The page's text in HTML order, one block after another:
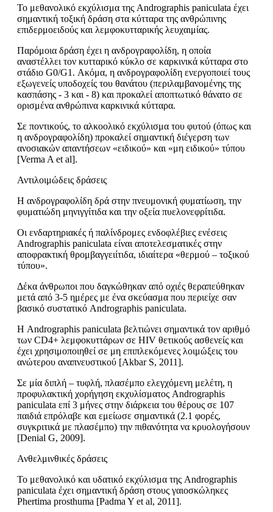
Το μεθανολικό εκχύλισμα της Andrographis paniculata έχει
σημαντική τοξική δράση στα κύτταρα της ανθρώπινης
επιδερμοειδούς και λεμφοκυτταρικής λευχαιμίας.
Παρόμοια δράση έχει η ανδρογραφολίδη, η οποία
αναστέλλει τον κυτταρικό κύκλο σε καρκινικά κύτταρα στο
στάδιο G0/G1. Ακόμα, η ανδρογραφολίδη ενεργοποιεί τους
εξωγενείς υποδοχείς του θανάτου (περιλαμβανομένης της
κασπάσης - 3 και - 8) και προκαλεί αποπτωτικό θάνατο σε
ορισμένα ανθρώπινα καρκινικά κύτταρα.
Σε ποντικούς, το αλκοολικό εκχύλισμα του φυτού (όπως και
η ανδρογραφολίδη) προκαλεί σημαντική διέγερση των
ανοσιακών απαντήσεων «ειδικού» και «μη ειδικού» τύπου
[Verma A et al].
Αντιλοιμώδεις δράσεις
Η ανδρογραφολίδη δρά στην πνευμονική φυματίωση, την
φυματιώδη μηνιγγίτιδα και την οξεία πυελονεφρίτιδα.
Οι ενδαρτηριακές ή παλίνδρομες ενδοφλέβιες ενέσεις
Andrographis paniculata είναι αποτελεσματικές στην
αποφρακτική θρομβαγγειίτιδα, ιδιαίτερα «θερμού – τοξικού
τύπου».
Δέκα άνθρωποι που δαγκώθηκαν από οχιές θεραπεύθηκαν
μετά από 3-5 ημέρες με ένα σκεύασμα που περιείχε σαν
βασικό συστατικό Andrographis paniculata.
Η Andrographis paniculata βελτιώνει σημαντικά τον αριθμό
των CD4+ λεμφοκυττάρων σε HIV θετικούς ασθενείς και
έχει χρησιμοποιηθεί σε μη επιπλεκόμενες λοιμώξεις του
ανώτερου αναπνευστικού [Akbar S, 2011].
Σε μία διπλή – τυφλή, πλασέμπο ελεγχόμενη μελέτη, η
προφυλακτική χορήγηση εκχυλίσματος Andrographis
paniculata επί 3 μήνες στην διάρκεια του θέρους σε 107
παιδιά επρόλαβε και εμείωσε σημαντικά (2.1 φορές,
συγκριτικά με πλασέμπο) την πιθανότητα να κρυολογήσουν
[Denial G, 2009].
Ανθελμινθικές δράσεις
Το μεθανολικό και υδατικό εκχύλισμα της Andrographis
paniculata έχει σημαντική δράση στους γαιοσκώληκες
Phertima prosthuma [Padma Y et al, 2011].